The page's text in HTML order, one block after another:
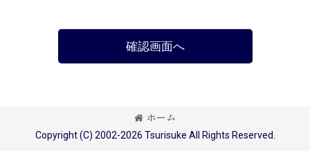
確認画面へ
ホーム
Copyright (C) 2002-2026 Tsurisuke All Rights Reserved.